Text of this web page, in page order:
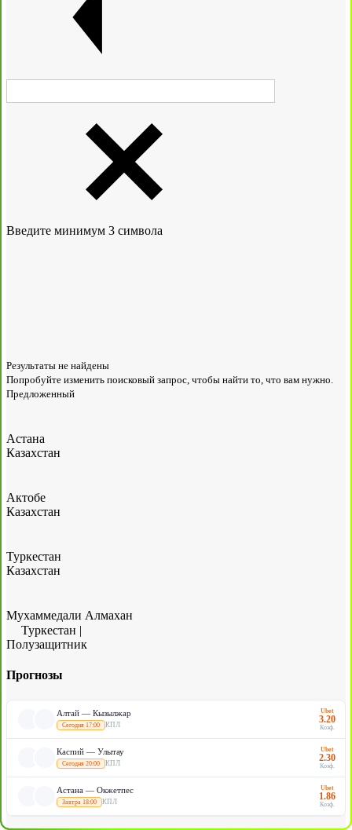
Введите минимум 3 символа
Результаты не найдены
Попробуйте изменить поисковый запрос, чтобы найти то, что вам нужно.
Предложенный
Астана
Казахстан
Актобе
Казахстан
Туркестан
Казахстан
Мухаммедали Алмахан
Туркестан |
Полузащитник
Прогнозы
Алтай — Кызылжар
Сегодня 17:00 КПЛ
Ubet
3.20
Коэф.
Каспий — Улытау
Сегодня 20:00 КПЛ
Ubet
2.30
Коэф.
Астана — Окжетпес
Завтра 18:00 КПЛ
Ubet
1.86
Коэф.